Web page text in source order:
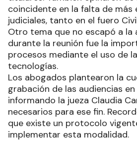
coincidente en la falta de más
judiciales, tanto en el fuero
Otro tema que no escapó a la
durante la reunión fue la
procesos mediante el uso de
tecnologías.
Los abogados plantearon la
grabación de las audiencias
informando la jueza Claudia
necesarios para ese fin.
que existe un protocolo
implementar esta modalidad.